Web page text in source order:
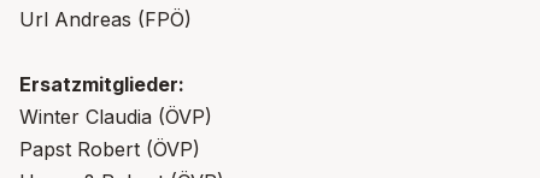
Url Andreas (FPÖ)
Ersatzmitglieder:
Winter Claudia (ÖVP)
Papst Robert (ÖVP)